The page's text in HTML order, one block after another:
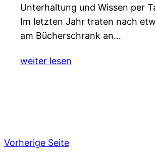
Unterhaltung und Wissen per
Im letzten Jahr traten nach
am Bücherschrank an…
weiter lesen
Vorherige Seite